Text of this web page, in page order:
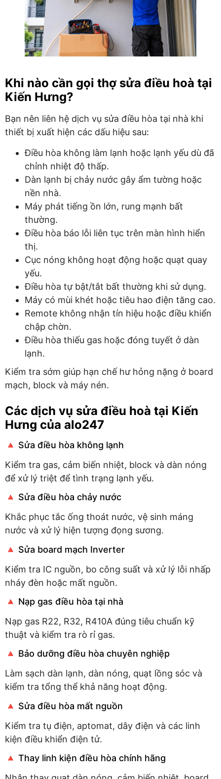
Khi nào cần gọi thợ sửa điều hoà tại
Kiến Hưng?
Bạn nên liên hệ dịch vụ sửa điều hòa tại nhà khi
thiết bị xuất hiện các dấu hiệu sau:
Điều hòa không làm lạnh hoặc lạnh yếu dù đã
chỉnh nhiệt độ thấp.
Dàn lạnh bị chảy nước gây ẩm tường hoặc
nền nhà.
Máy phát tiếng ồn lớn, rung mạnh bất
thường.
Điều hòa báo lỗi liên tục trên màn hình hiển
thị.
Cục nóng không hoạt động hoặc quạt quay
yếu.
Điều hòa tự bật/tắt bất thường khi sử dụng.
Máy có mùi khét hoặc tiêu hao điện tăng cao.
Remote không nhận tín hiệu hoặc điều khiển
chập chờn.
Điều hòa thiếu gas hoặc đóng tuyết ở dàn
lạnh.
Kiểm tra sớm giúp hạn chế hư hỏng nặng ở board
mạch, block và máy nén.
Các dịch vụ sửa điều hoà tại Kiến
Hưng của alo247
🔺 Sửa điều hòa không lạnh
Kiểm tra gas, cảm biến nhiệt, block và dàn nóng
để xử lý triệt để tình trạng lạnh yếu.
🔺 Sửa điều hòa chảy nước
Khắc phục tắc ống thoát nước, vệ sinh máng
nước và xử lý hiện tượng đọng sương.
🔺 Sửa board mạch Inverter
Kiểm tra IC nguồn, bo công suất và xử lý lỗi nhấp
nháy đèn hoặc mất nguồn.
🔺 Nạp gas điều hòa tại nhà
Nạp gas R22, R32, R410A đúng tiêu chuẩn kỹ
thuật và kiểm tra rò rỉ gas.
🔺 Bảo dưỡng điều hòa chuyên nghiệp
Làm sạch dàn lạnh, dàn nóng, quạt lồng sóc và
kiểm tra tổng thể khả năng hoạt động.
🔺 Sửa điều hòa mất nguồn
Kiểm tra tụ điện, aptomat, dây điện và các linh
kiện điều khiển điện tử.
🔺 Thay linh kiện điều hòa chính hãng